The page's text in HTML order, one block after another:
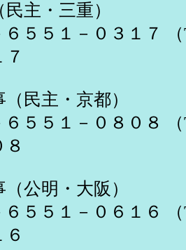
主・三重）
６５５１－０３１７
民主・京都）
６５５１－０８０８
公明・大阪）
６５５１－０６１６